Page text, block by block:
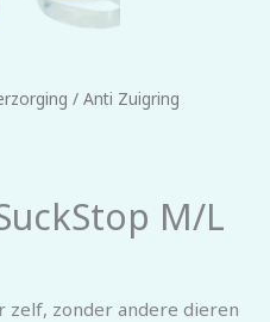
/ Anti Zuigring
M/L
zelf, zonder andere dieren